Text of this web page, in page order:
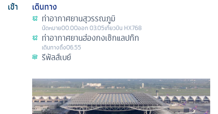
เช้า
เดินทาง
ท่าอากาศยานสุวรรณภูมิ
นัดหมาย00.00ออก03.05เที่ยวบิน HX768
ท่าอากาศยานฮ่องกงเช๊กแลปก๊ก
เดินทางถึง06.55
รีพัลส์เบย์